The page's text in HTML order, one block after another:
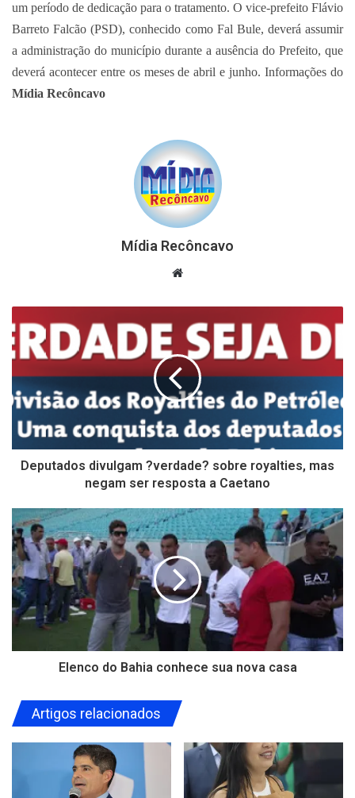
um período de dedicação para o tratamento. O vice-prefeito Flávio
Barreto Falcão (PSD), conhecido como Fal Bule, deverá assumir
a administração do município durante a ausência do Prefeito, que
deverá acontecer entre os meses de abril e junho. Informações do
Mídia Recôncavo
Mídia Recôncavo
Website
Deputados divulgam ?verdade? sobre royalties, mas
negam ser resposta a Caetano
Elenco do Bahia conhece sua nova casa
Artigos relacionados